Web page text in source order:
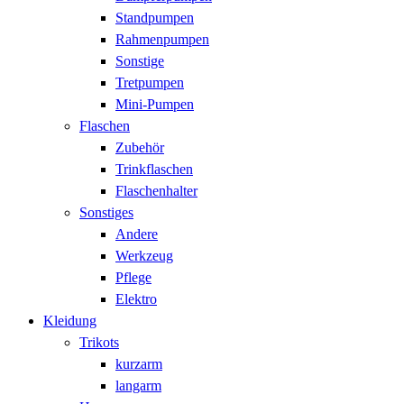
Standpumpen
Rahmenpumpen
Sonstige
Tretpumpen
Mini-Pumpen
Flaschen
Zubehör
Trinkflaschen
Flaschenhalter
Sonstiges
Andere
Werkzeug
Pflege
Elektro
Kleidung
Trikots
kurzarm
langarm